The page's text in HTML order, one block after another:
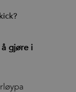
gjøre i